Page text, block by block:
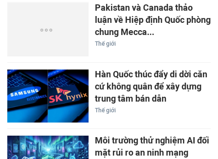
Pakistan và Canada thảo
luận về Hiệp định Quốc phòng
chung Mecca...
Thế giới
Hàn Quốc thúc đẩy di dời căn
cứ không quân để xây dựng
trung tâm bán dẫn
Thế giới
Môi trường thử nghiệm AI đối
mặt rủi ro an ninh mạng